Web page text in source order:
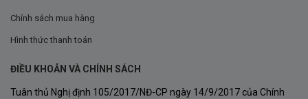
Màu Sắc
Rượu VangLe Petit Clos Apalta
đậm sâu, với ánh lấp lánh quyến rũ, tạo cảm giác sang
trọng và bí ẩn. Màu sắc này thể hiện sự chín muồi của
Chính sách mua hàng
Hình thức thanh toán
ĐIỀU KHOẢN VÀ CHÍNH SÁCH
Tuân thủ Nghị định 105/2017/NĐ-CP ngày 14/9/2017 của Chính